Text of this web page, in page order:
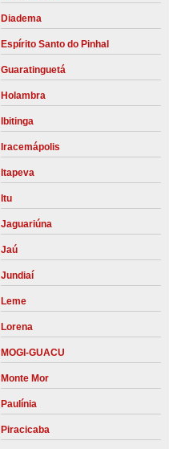
Diadema
Espírito Santo do Pinhal
Guaratinguetá
Holambra
Ibitinga
Iracemápolis
Itapeva
Itu
Jaguariúna
Jaú
Jundiaí
Leme
Lorena
MOGI-GUACU
Monte Mor
Paulínia
Piracicaba